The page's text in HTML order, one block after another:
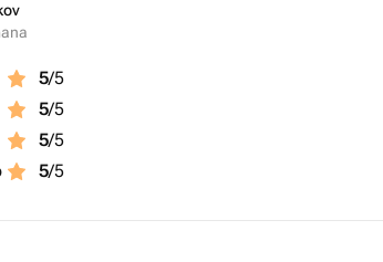
5/5
5/5
5/5
5/5